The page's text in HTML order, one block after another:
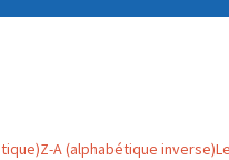
Z-A (alphabétique inverse)